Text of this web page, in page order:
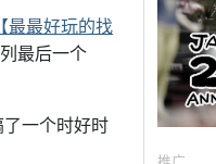
最最好玩的找
最后一个
一个时好时